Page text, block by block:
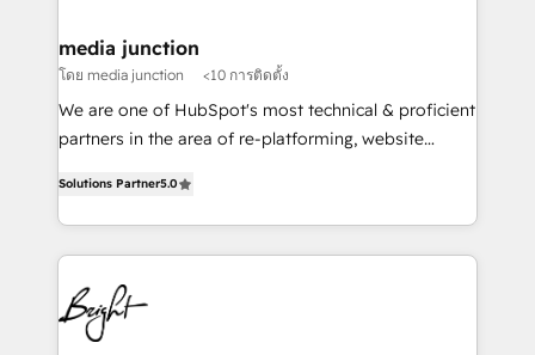
media junction
โดย media junction <10 การติดตั้ง
We are one of HubSpot's most technical & proficient
partners in the area of re-platforming, website
implementations for mid-market & enterprise
companies. We are woman-owned, powered by
coffee, and we ❤️ dogs. We produce award-winning
work for our clients. 🏆2023 Technical Expertise
Impact Award 🏆2022 Technical Expertise Impact
Award 🏆2022 Platform Migration Excellence Impact
Solutions Partner5.0